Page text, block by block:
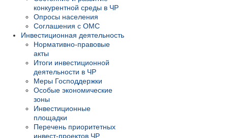
конкурентной среды в ЧР
Опросы населения
Соглашения с ОМС
Инвестиционная деятельность
Нормативно-правовые
акты
Итоги инвестиционной
деятельности в ЧР
Меры Господдержки
Особые экономические
зоны
Инвестиционные
площадки
Перечень приоритетных
инвест-проектов ЧР